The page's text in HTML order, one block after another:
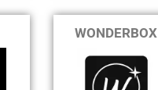
WONDERBOX